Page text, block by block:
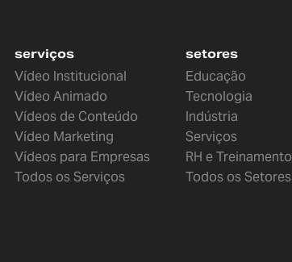
serviços
Vídeo Institucional
Vídeo Animado
Vídeos de Conteúdo
Vídeo Marketing
Vídeos para Empresas
Todos os Serviços
setores
Educação
Tecnologia
Indústria
Serviços
RH e Treinamento
Todos os Setores